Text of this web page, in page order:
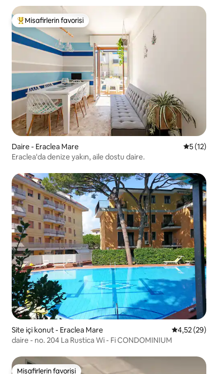
Misafirlerin favorilerinden en beğenilenler arasında
Misafirlerin favorisi
Daire - Eraclea Mare 55 (12)
Eraclea'da denize yakın, aile dostu daire.
Site içi konut - Eraclea Mare 5 üzerinden
4,52 (29)
daire - no. 204 La Rustica Wi - Fi CONDOMINIUM
Misafirlerin favorisi